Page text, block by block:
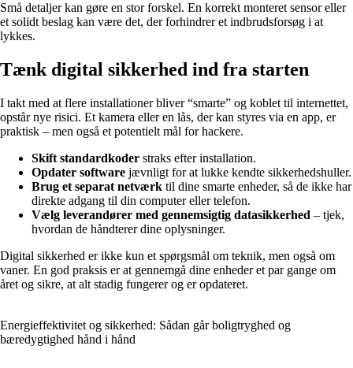
Små detaljer kan gøre en stor forskel. En korrekt monteret sensor eller
et solidt beslag kan være det, der forhindrer et indbrudsforsøg i at
lykkes.
Tænk digital sikkerhed ind fra starten
I takt med at flere installationer bliver “smarte” og koblet til internettet,
opstår nye risici. Et kamera eller en lås, der kan styres via en app, er
praktisk – men også et potentielt mål for hackere.
Skift standardkoder straks efter installation.
Opdater software jævnligt for at lukke kendte sikkerhedshuller.
Brug et separat netværk til dine smarte enheder, så de ikke har
direkte adgang til din computer eller telefon.
Vælg leverandører med gennemsigtig datasikkerhed – tjek,
hvordan de håndterer dine oplysninger.
Digital sikkerhed er ikke kun et spørgsmål om teknik, men også om
vaner. En god praksis er at gennemgå dine enheder et par gange om
året og sikre, at alt stadig fungerer og er opdateret.
Energieffektivitet og sikkerhed: Sådan går boligtryghed og
bæredygtighed hånd i hånd